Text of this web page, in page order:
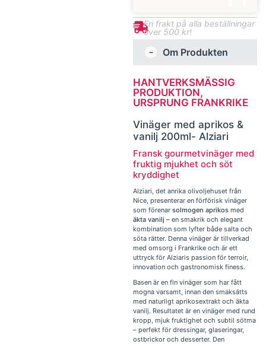
Fri frakt på alla beställningar
över 500 kr!
Om Produkten
HANTVERKSMÄSSIG
PRODUKTION,
URSPRUNG FRANKRIKE
Vinäger med aprikos &
vanilj 200ml- Alziari
Fransk gourmetvinäger med
fruktig mjukhet och söt
kryddighet
Alziari, det anrika olivoljehuset från
Nice, presenterar en förförisk vinäger
som förenar solmogen aprikos med
äkta vanilj – en smakrik och elegant
kombination som lyfter både salta och
söta rätter. Denna vinäger är tillverkad
med omsorg i Frankrike och är ett
uttryck för Alziaris passion för terroir,
innovation och gastronomisk finess.
Basen är en fin vinäger som har fått
mogna varsamt, innan den smaksätts
med naturligt aprikosextrakt och äkta
vanilj. Resultatet är en vinäger med rund
kropp, mjuk fruktighet och subtil sötma
– perfekt för dressingar, glaseringar,
ostbrickor och desserter. Den